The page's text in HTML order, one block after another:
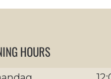
HOURS